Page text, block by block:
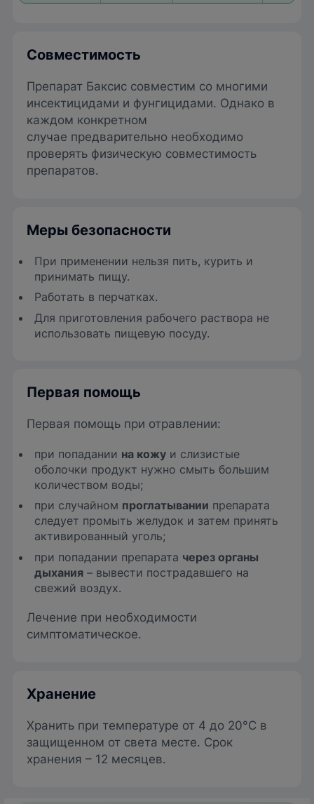
Совместимость
Препарат Баксис совместим со многими
инсектицидами и фунгицидами. Однако в
каждом конкретном
случае предварительно необходимо
проверять физическую совместимость
препаратов.
Меры безопасности
При применении нельзя пить, курить и
принимать пищу.
Работать в перчатках.
Для приготовления рабочего раствора не
использовать пищевую посуду.
Первая помощь
Первая помощь при отравлении:
при попадании на кожу и слизистые
оболочки продукт нужно смыть большим
количеством воды;
при случайном проглатывании препарата
следует промыть желудок и затем принять
активированный уголь;
при попадании препарата через органы
дыхания – вывести пострадавшего на
свежий воздух.
Лечение при необходимости
симптоматическое.
Хранение
Хранить при температуре от 4 до 20°С в
защищенном от света месте. Срок
хранения – 12 месяцев.